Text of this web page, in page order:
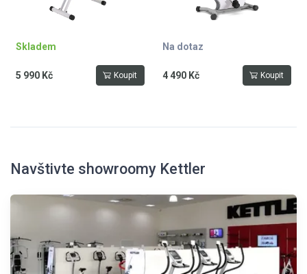
Skladem
5 990 Kč Koupit
Na dotaz
4 490 Kč Koupit
Navštivte showroomy Kettler